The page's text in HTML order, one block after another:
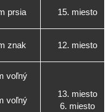
prsia 15. miesto
znak 12. miesto
voľný
voľný
13. miesto
6. miesto